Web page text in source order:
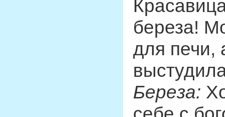
береза!
для печи,
Береза: